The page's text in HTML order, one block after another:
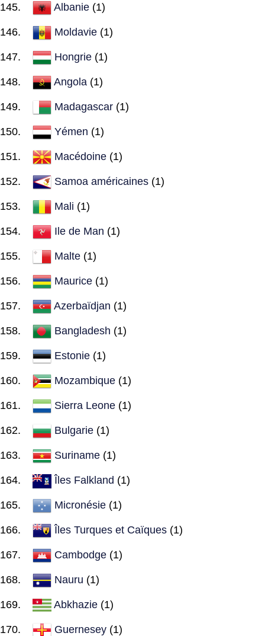
Albanie (1)
Moldavie (1)
Hongrie (1)
Angola (1)
Madagascar (1)
Yémen (1)
Macédoine (1)
Samoa américaines (1)
Mali (1)
Ile de Man (1)
Malte (1)
Maurice (1)
Azerbaïdjan (1)
Bangladesh (1)
Estonie (1)
Mozambique (1)
Sierra Leone (1)
Bulgarie (1)
Suriname (1)
Îles Falkland (1)
Micronésie (1)
Îles Turques et Caïques (1)
Cambodge (1)
Nauru (1)
Abkhazie (1)
Guernesey (1)